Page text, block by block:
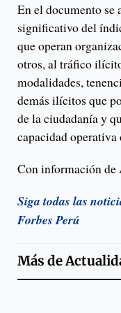
En el documento se
significativo del
que operan
otros, al tráfico
modalidades,
demás ilícitos que
de la ciudadanía y
capacidad
Con información
Siga todas las
Forbes Perú
Más de